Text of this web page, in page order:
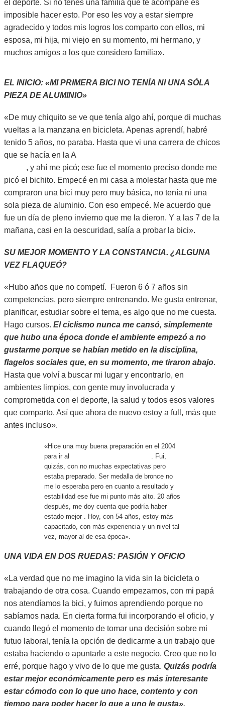
el deporte. Si no tenes una familia que te acompañe es
imposible hacer esto. Por eso les voy a estar siempre
agradecido y todos mis logros los comparto con ellos, mi
esposa, mi hija, mi viejo en su momento, mi hermano, y
muchos amigos a los que considero familia».
EL INICIO: «MI PRIMERA BICI NO TENÍA NI UNA SÓLA
PIEZA DE ALUMINIO»
«De muy chiquito se ve que tenía algo ahí, porque di muchas
vueltas a la manzana en bicicleta. Apenas aprendí, habré
tenido 5 años, no paraba. Hasta que vi una carrera de chicos
que se hacía en la A
, y ahí me picó; ese fue el momento preciso donde me
picó el bichito. Empecé en mi casa a molestar hasta que me
compraron una bici muy pero muy básica, no tenía ni una
sola pieza de aluminio. Con eso empecé. Me acuerdo que
fue un día de pleno invierno que me la dieron. Y a las 7 de la
mañana, casi en la oescuridad, salía a probar la bici».
SU MEJOR MOMENTO Y LA CONSTANCIA. ¿ALGUNA
VEZ FLAQUEÓ?
«Hubo años que no competí. Fueron 6 ó 7 años sin
competencias, pero siempre entrenando. Me gusta entrenar,
planificar, estudiar sobre el tema, es algo que no me cuesta.
Hago cursos. El ciclismo nunca me cansó, simplemente
que hubo una época donde el ambiente empezó a no
gustarme porque se habían metido en la disciplina,
flagelos sociales que, en su momento, me tiraron abajo.
Hasta que volví a buscar mi lugar y encontrarlo, en
ambientes limpios, con gente muy involucrada y
comprometida con el deporte, la salud y todos esos valores
que comparto. Así que ahora de nuevo estoy a full, más que
antes incluso».
«Hice una muy buena preparación en el 2004
para ir al
. Fui,
quizás, con no muchas expectativas pero
estaba preparado. Ser medalla de bronce no
me lo esperaba pero en cuanto a resultado y
estabilidad ese fue mi punto más alto. 20 años
después, me doy cuenta que podría haber
estado mejor . Hoy, con 54 años, estoy más
capacitado, con más experiencia y un nivel tal
vez, mayor al de esa época».
UNA VIDA EN DOS RUEDAS: PASIÓN Y OFICIO
«La verdad que no me imagino la vida sin la bicicleta o
trabajando de otra cosa. Cuando empezamos, con mi papá
nos atendíamos la bici, y fuimos aprendiendo porque no
sabíamos nada. En cierta forma fui incorporando el oficio, y
cuando llegó el momento de tomar una decisión sobre mi
futuo laboral, tenía la opción de dedicarme a un trabajo que
estaba haciendo o apuntarle a este negocio. Creo que no lo
erré, porque hago y vivo de lo que me gusta. Quizás podría
estar mejor económicamente pero es más interesante
estar cómodo con lo que uno hace, contento y con
tiempo para poder hacer lo que a uno le gusta».